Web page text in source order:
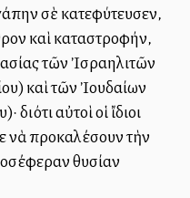
σὲ κατεφύτευσεν,
καὶ καταστροφήν,
τῶν Ἰσραηλιτῶν
καὶ τῶν Ἰουδαίων
διότι αὐτοὶ οἱ ἴδιοι
νὰ προκαλέσουν τὴν
θυσίαν